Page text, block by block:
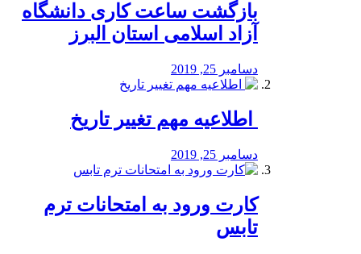
بازگشت ساعت کاری دانشگاه
آزاد اسلامی استان البرز
دسامبر 25, 2019
️ اطلاعیه مهم تغییر تاریخ
دسامبر 25, 2019
کارت ورود به امتحانات ترم
تابس